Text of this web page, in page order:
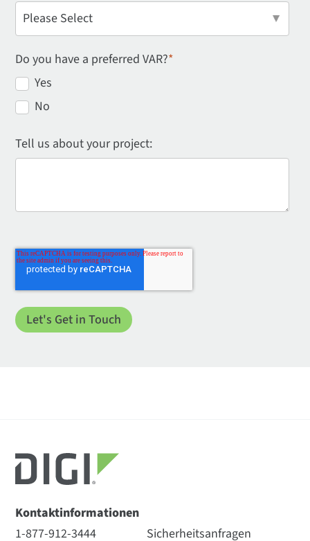
Do you have a preferred VAR?*
Yes
No
Tell us about your project:
Kontaktinformationen
1-877-912-3444
Sicherheitsanfragen